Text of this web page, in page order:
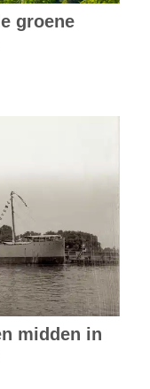
groene
midden in